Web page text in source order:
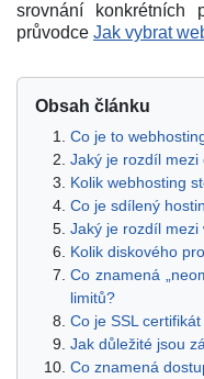
srovnání konkrétních
průvodce Jak vybrat
Obsah článku
Co je to
Jaký je rozdíl
Kolik webhosting
Co je sdílený
Jaký je rozdíl mezi
Kolik diskového
Co znamená
limitů?
Co je SSL
Jak důležité jsou
Co znamená